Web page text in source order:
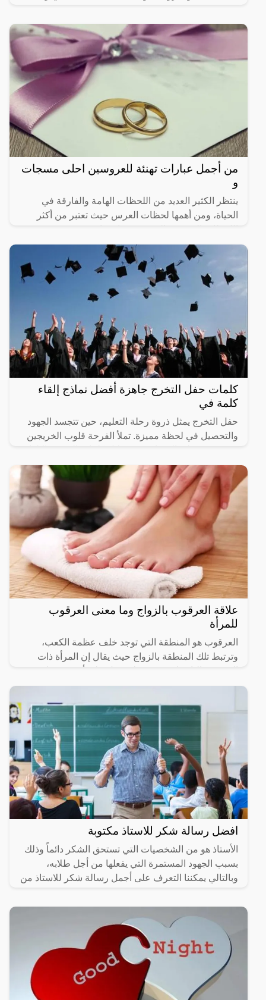
من أجمل عبارات تهنئة للعروسين احلى مسجات
و
ينتظر الكثير العديد من اللحظات الهامة والفارقة في
الحياة، ومن أهمها لحظات العرس حيث تعتبر من أكثر
التعرف على
كلمات حفل التخرج جاهزة أفضل نماذج إلقاء
كلمة في
حفل التخرج يمثل ذروة رحلة التعليم، حين تتجسد الجهود
والتحصيل في لحظة مميزة. تملأ الفرحة قلوب الخريجين
علاقة العرقوب بالزواج وما معنى العرقوب
للمرأة
العرقوب هو المنطقة التي توجد خلف عظمة الكعب،
وترتبط تلك المنطقة بالزواج حيث يقال إن المرأة ذات
متناسق
افضل رسالة شكر للاستاذ مكتوبة
الأستاذ هو من الشخصيات التي تستحق الشكر دائماً وذلك
بسبب الجهود المستمرة التي يفعلها من أجل طلابه،
وبالتالي يمكننا التعرف على أجمل رسالة شكر للاستاذ من